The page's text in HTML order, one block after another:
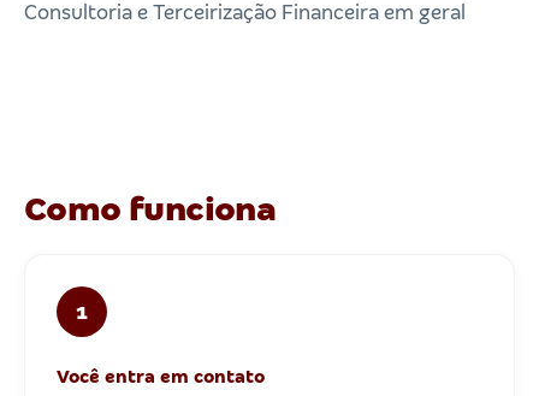
Consultoria e Terceirização Financeira em geral
Como funciona
1
Você entra em contato